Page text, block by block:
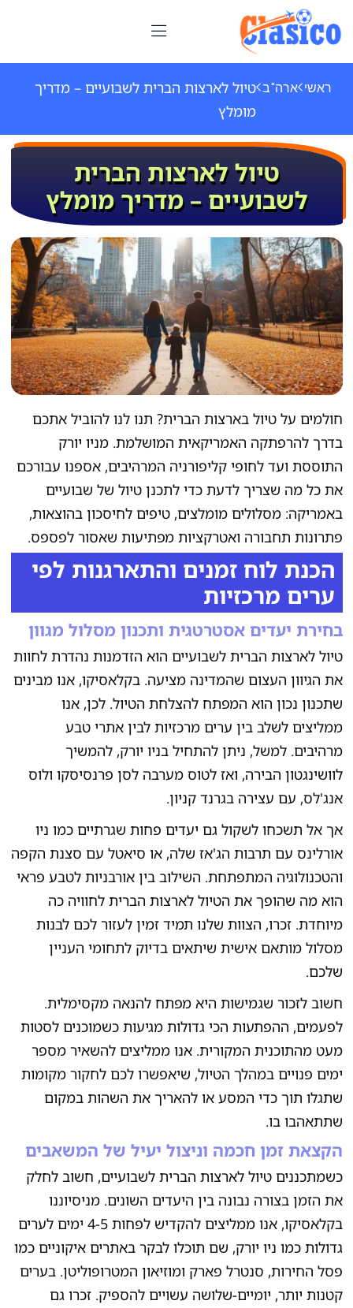
ראשי ארה"ב טיול לארצות הברית לשבועיים – מדריך
מומלץ
טיול לארצות הברית
לשבועיים – מדריך מומלץ
חולמים על טיול בארצות הברית? תנו לנו להוביל אתכם
בדרך להרפתקה האמריקאית המושלמת. מניו יורק
התוססת ועד לחופי קליפורניה המרהיבים, אספנו עבורכם
את כל מה שצריך לדעת כדי לתכנן טיול של שבועיים
באמריקה: מסלולים מומלצים, טיפים לחיסכון בהוצאות,
פתרונות תחבורה ואטרקציות מפתיעות שאסור לפספס.
הכנת לוח זמנים והתארגנות לפי
ערים מרכזיות
בחירת יעדים אסטרטגית ותכנון מסלול מגוון
טיול לארצות הברית לשבועיים הוא הזדמנות נהדרת לחוות
את הגיוון העצום שהמדינה מציעה. בקלאסיקו, אנו מבינים
שתכנון נכון הוא המפתח להצלחת הטיול. לכן, אנו
ממליצים לשלב בין ערים מרכזיות לבין אתרי טבע
מרהיבים. למשל, ניתן להתחיל בניו יורק, להמשיך
לוושינגטון הבירה, ואז לטוס מערבה לסן פרנסיסקו ולוס
אנג'לס, עם עצירה בגרנד קניון.
אך אל תשכחו לשקול גם יעדים פחות שגרתיים כמו ניו
אורלינס עם תרבות הג'אז שלה, או סיאטל עם סצנת הקפה
והטכנולוגיה המתפתחת. השילוב בין אורבניות לטבע פראי
הוא מה שהופך את הטיול לארצות הברית לחוויה כה
מיוחדת. זכרו, הצוות שלנו תמיד זמין לעזור לכם לבנות
מסלול מותאם אישית שיתאים בדיוק לתחומי העניין
שלכם.
חשוב לזכור שגמישות היא מפתח להנאה מקסימלית.
לפעמים, ההפתעות הכי גדולות מגיעות כשמוכנים לסטות
מעט מהתוכנית המקורית. אנו ממליצים להשאיר מספר
ימים פנויים במהלך הטיול, שיאפשרו לכם לחקור מקומות
שתגלו תוך כדי המסע או להאריך את השהות במקום
שתתאהבו בו.
הקצאת זמן חכמה וניצול יעיל של המשאבים
כשמתכננים טיול לארצות הברית לשבועיים, חשוב לחלק
את הזמן בצורה נבונה בין היעדים השונים. מניסיוננו
בקלאסיקו, אנו ממליצים להקדיש לפחות 4-5 ימים לערים
גדולות כמו ניו יורק, שם תוכלו לבקר באתרים איקוניים כמו
פסל החירות, סנטרל פארק ומוזיאון המטרופוליטן. בערים
קטנות יותר, יומיים-שלושה עשויים להספיק. זכרו גם